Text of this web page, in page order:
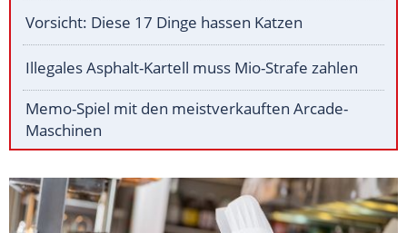
Vorsicht: Diese 17 Dinge hassen Katzen
Illegales Asphalt-Kartell muss Mio-Strafe zahlen
Memo-Spiel mit den meistverkauften Arcade-
Maschinen